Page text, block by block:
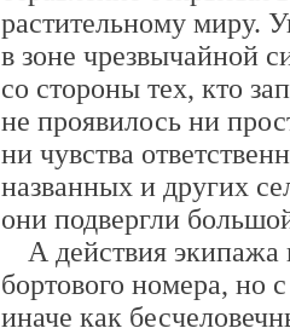
растительному миру.
в зоне чрезвычайной
со стороны тех, кто
не проявилось ни
ни чувства
названных и других
они подвергли
А действия экипажа
бортового номера, но
иначе как